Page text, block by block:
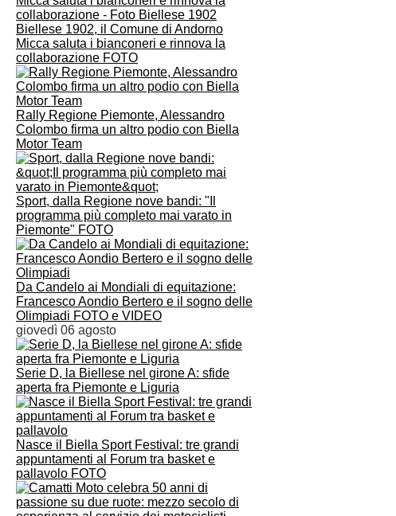
Biellese 1902, il Comune di Andorno
Micca saluta i bianconeri e rinnova la
collaborazione FOTO
Rally Regione Piemonte, Alessandro
Colombo firma un altro podio con Biella
Motor Team
Sport, dalla Regione nove bandi: "Il
programma più completo mai varato in
Piemonte" FOTO
Da Candelo ai Mondiali di equitazione:
Francesco Aondio Bertero e il sogno delle
Olimpiadi FOTO e VIDEO
giovedì 06 agosto
Serie D, la Biellese nel girone A: sfide
aperta fra Piemonte e Liguria
Nasce il Biella Sport Festival: tre grandi
appuntamenti al Forum tra basket e
pallavolo FOTO